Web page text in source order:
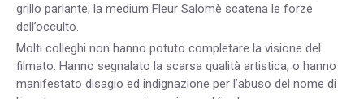
grillo parlante, la medium Fleur Salomè scatena le forze
dell’occulto.
Molti colleghi non hanno potuto completare la visione del
filmato. Hanno segnalato la scarsa qualità artistica, o hanno
manifestato disagio ed indignazione per l’abuso del nome di